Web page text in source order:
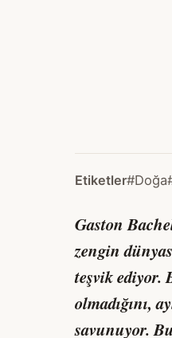
Etiketler#Doğa
Gaston
zengin
teşvik ediyor.
olmadığını,
savunuyor.